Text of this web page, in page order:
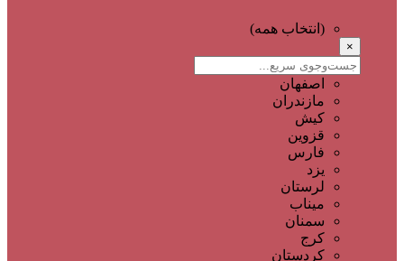
(انتخاب همه)
×
اصفهان
مازندران
کیش
قزوین
فارس
یزد
لرستان
میناب
سمنان
کرج
کردستان